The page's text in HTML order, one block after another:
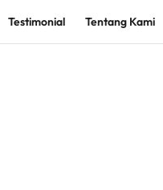
Testimonial Tentang Kami